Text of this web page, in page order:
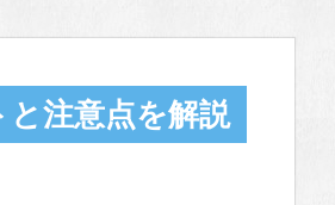
注意点を解説